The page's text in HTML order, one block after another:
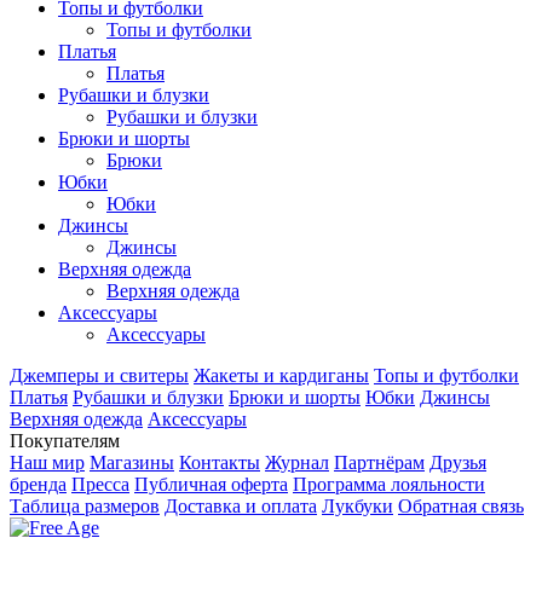
Топы и футболки
Топы и футболки
Платья
Платья
Рубашки и блузки
Рубашки и блузки
Брюки и шорты
Брюки
Юбки
Юбки
Джинсы
Джинсы
Верхняя одежда
Верхняя одежда
Аксесcуары
Аксесcуары
Джемперы и свитеры Жакеты и кардиганы Топы и футболки
Платья Рубашки и блузки Брюки и шорты Юбки Джинсы
Верхняя одежда Аксесcуары
Покупателям
Наш мир Магазины Контакты Журнал Партнёрам Друзья
бренда Пресса Публичная оферта Программа лояльности
Таблица размеров Доставка и оплата Лукбуки Обратная связь